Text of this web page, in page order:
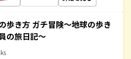
歩き方 ガチ冒険～地球の歩き
の旅日記～